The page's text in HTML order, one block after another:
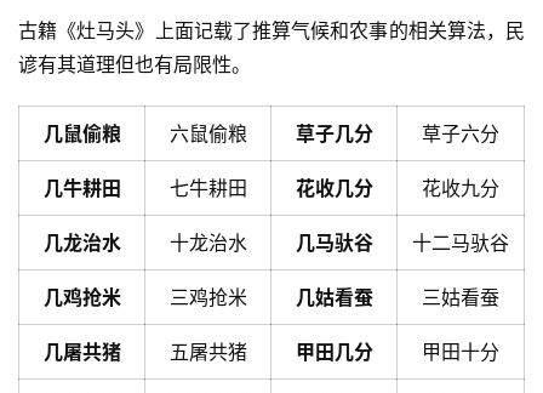
古籍《灶马头》上面记载了推算气候和农事的相关算法，民
谚有其道理但也有局限性。
几鼠偷粮 六鼠偷粮 草子几分 草子六分
几牛耕田 七牛耕田 花收几分 花收九分
几龙治水 十龙治水 几马驮谷 十二马驮谷
几鸡抢米 三鸡抢米 几姑看蚕 三姑看蚕
几屠共猪 五屠共猪 甲田几分 甲田十分